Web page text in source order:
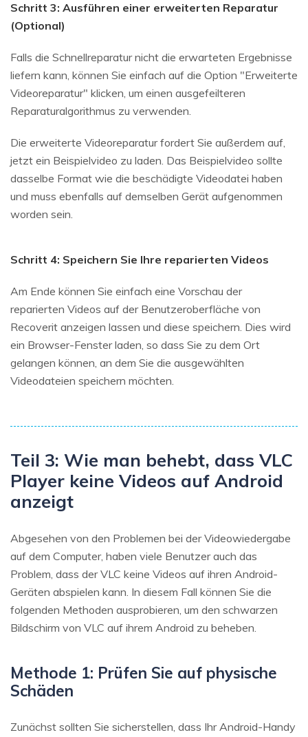
Schritt 3: Ausführen einer erweiterten Reparatur
(Optional)
Falls die Schnellreparatur nicht die erwarteten Ergebnisse
liefern kann, können Sie einfach auf die Option "Erweiterte
Videoreparatur" klicken, um einen ausgefeilteren
Reparaturalgorithmus zu verwenden.
Die erweiterte Videoreparatur fordert Sie außerdem auf,
jetzt ein Beispielvideo zu laden. Das Beispielvideo sollte
dasselbe Format wie die beschädigte Videodatei haben
und muss ebenfalls auf demselben Gerät aufgenommen
worden sein.
Schritt 4: Speichern Sie Ihre reparierten Videos
Am Ende können Sie einfach eine Vorschau der
reparierten Videos auf der Benutzeroberfläche von
Recoverit anzeigen lassen und diese speichern. Dies wird
ein Browser-Fenster laden, so dass Sie zu dem Ort
gelangen können, an dem Sie die ausgewählten
Videodateien speichern möchten.
Teil 3: Wie man behebt, dass VLC
Player keine Videos auf Android
anzeigt
Abgesehen von den Problemen bei der Videowiedergabe
auf dem Computer, haben viele Benutzer auch das
Problem, dass der VLC keine Videos auf ihren Android-
Geräten abspielen kann. In diesem Fall können Sie die
folgenden Methoden ausprobieren, um den schwarzen
Bildschirm von VLC auf ihrem Android zu beheben.
Methode 1: Prüfen Sie auf physische
Schäden
Zunächst sollten Sie sicherstellen, dass Ihr Android-Handy